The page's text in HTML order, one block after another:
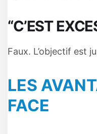
“C’EST
Faux. L’objectif est
LES
FACE